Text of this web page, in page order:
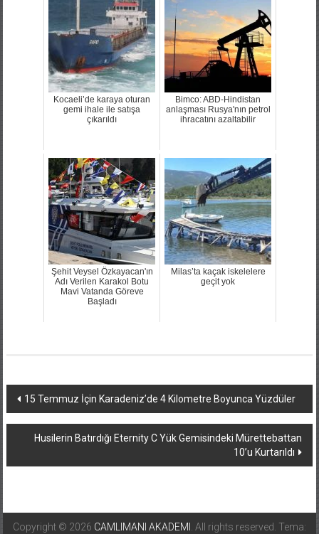
Kocaeli’de karaya oturan
gemi ihale ile satışa
çıkarıldı
Bimco: ABD-Hindistan
anlaşması Rusya'nın petrol
ihracatını azaltabilir
Şehit Veysel Özkayacan'ın
Adı Verilen Karakol Botu
Mavi Vatanda Göreve
Başladı
Milas’ta kaçak iskelelere
geçit yok
Yazı
dolaşımı
15 Temmuz İçin Karadeniz’de 4 Kilometre Boyunca Yüzdüler
Husilerin Batırdığı Eternity C Yük Gemisindeki Mürettebattan
10’u Kurtarıldı
Copyright © 2026 CAMLIMANI AKADEMI . All rights reserved. Tema: